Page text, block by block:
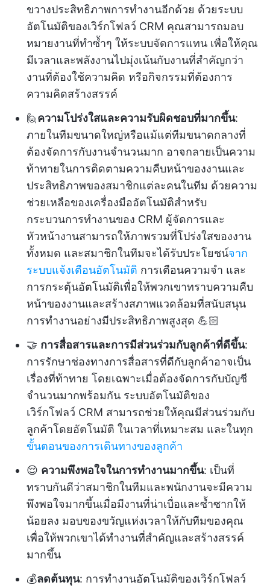
ขวางประสิทธิภาพการทำงานอีกด้วย ด้วยระบบ
อัตโนมัติของเวิร์กโฟลว์ CRM คุณสามารถมอบ
หมายงานที่ทำซ้ำๆ ให้ระบบจัดการแทน เพื่อให้คุณ
มีเวลาและพลังงานไปมุ่งเน้นกับงานที่สำคัญกว่า
งานที่ต้องใช้ความคิด หรือกิจกรรมที่ต้องการ
ความคิดสร้างสรรค์
🙋ความโปร่งใสและความรับผิดชอบที่มากขึ้น:
ภายในทีมขนาดใหญ่หรือแม้แต่ทีมขนาดกลางที่
ต้องจัดการกับงานจำนวนมาก อาจกลายเป็นความ
ท้าทายในการติดตามความคืบหน้าของงานและ
ประสิทธิภาพของสมาชิกแต่ละคนในทีม ด้วยความ
ช่วยเหลือของเครื่องมืออัตโนมัติสำหรับ
กระบวนการทำงานของ CRM ผู้จัดการและ
หัวหน้างานสามารถให้ภาพรวมที่โปร่งใสของงาน
ทั้งหมด และสมาชิกในทีมจะได้รับประโยชน์จาก
ระบบแจ้งเตือนอัตโนมัติ การเตือนความจำ และ
การกระตุ้นอัตโนมัติเพื่อให้พวกเขาทราบความคืบ
หน้าของงานและสร้างสภาพแวดล้อมที่สนับสนุน
การทำงานอย่างมีประสิทธิภาพสูงสุด 💪🏻
🤝 การสื่อสารและการมีส่วนร่วมกับลูกค้าที่ดีขึ้น:
การรักษาช่องทางการสื่อสารที่ดีกับลูกค้าอาจเป็น
เรื่องที่ท้าทาย โดยเฉพาะเมื่อต้องจัดการกับบัญชี
จำนวนมากพร้อมกัน ระบบอัตโนมัติของ
เวิร์กโฟลว์ CRM สามารถช่วยให้คุณมีส่วนร่วมกับ
ลูกค้าโดยอัตโนมัติ ในเวลาที่เหมาะสม และในทุก
ขั้นตอนของการเดินทางของลูกค้า
😌 ความพึงพอใจในการทำงานมากขึ้น: เป็นที่
ทราบกันดีว่าสมาชิกในทีมและพนักงานจะมีความ
พึงพอใจมากขึ้นเมื่อมีงานที่น่าเบื่อและซ้ำซากให้
น้อยลง มอบของขวัญแห่งเวลาให้กับทีมของคุณ
เพื่อให้พวกเขาได้ทำงานที่สำคัญและสร้างสรรค์
มากขึ้น
💰ลดต้นทุน: การทำงานอัตโนมัติของเวิร์กโฟลว์